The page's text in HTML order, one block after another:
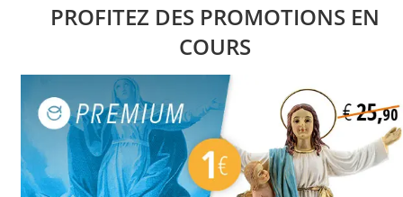
PROFITEZ DES PROMOTIONS EN
COURS